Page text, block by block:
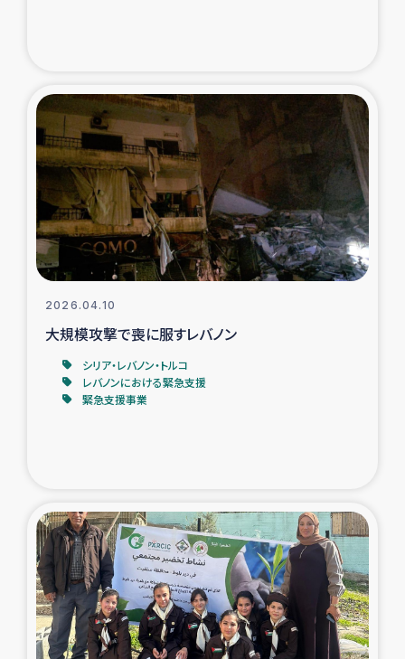
コーヒー生産者支援
アイナロ県マウベシ郡でのコーヒー畑改善事業
ベイルート大規模爆発被災者支援
女性の生計向上支援
アグロフォレストリー（カカオ）事業
2026.04.10
大規模攻撃で喪に服すレバノン
シリア・レバノン・トルコ
レバノンにおける緊急支援
緊急支援事業